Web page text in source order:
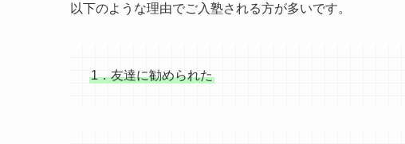
以下のような理由でご入塾される方が多いです。
1．友達に勧められた